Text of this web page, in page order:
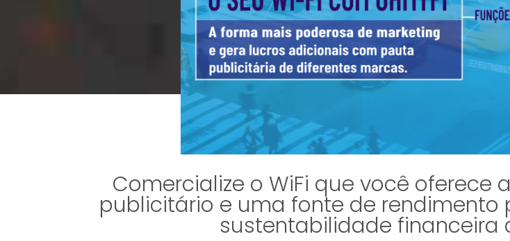
Comercialize o WiFi que você
publicitário e uma fonte de
sustentabilidade financeira